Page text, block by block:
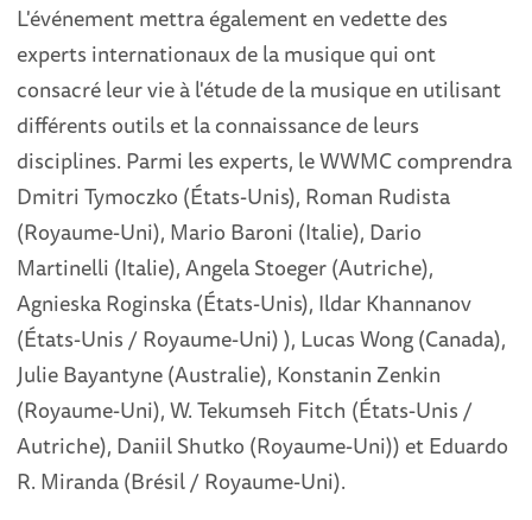
L'événement mettra également en vedette des
experts internationaux de la musique qui ont
consacré leur vie à l'étude de la musique en utilisant
différents outils et la connaissance de leurs
disciplines. Parmi les experts, le WWMC comprendra
Dmitri Tymoczko (États-Unis), Roman Rudista
(Royaume-Uni), Mario Baroni (Italie), Dario
Martinelli (Italie), Angela Stoeger (Autriche),
Agnieska Roginska (États-Unis), Ildar Khannanov
(États-Unis / Royaume-Uni) ), Lucas Wong (Canada),
Julie Bayantyne (Australie), Konstanin Zenkin
(Royaume-Uni), W. Tekumseh Fitch (États-Unis /
Autriche), Daniil Shutko (Royaume-Uni)) et Eduardo
R. Miranda (Brésil / Royaume-Uni).